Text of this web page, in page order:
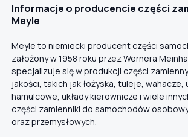
Informacje o producencie części
Meyle
Meyle to niemiecki producent części
założony w 1958 roku przez Wernera
specjalizuje się w produkcji części
jakości, takich jak łożyska, tuleje, wahacze,
hamulcowe, układy kierownicze i wiele
części zamienniki do samochodów
oraz przemysłowych.